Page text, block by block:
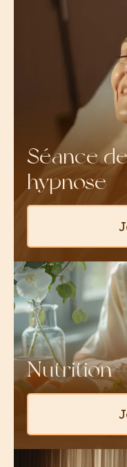
Séance
hypnose
Nutrition